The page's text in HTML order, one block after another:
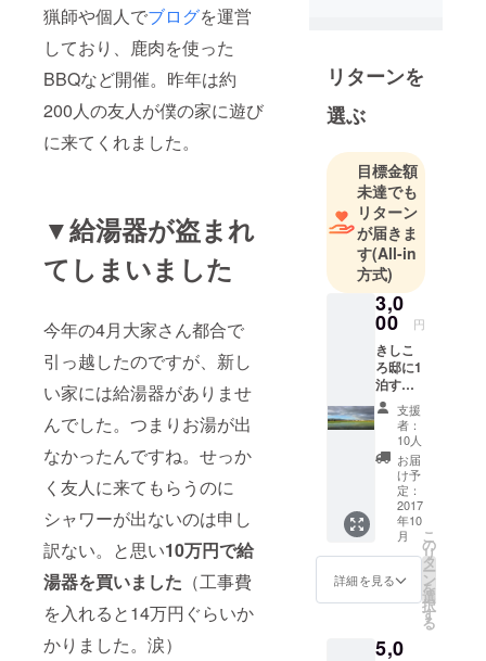
猟師や個人でブログを運営
しており、鹿肉を使った
BBQなど開催。昨年は約
200人の友人が僕の家に遊び
に来てくれました。
▼給湯器が盗まれ
てしまいました
今年の4月大家さん都合で
引っ越したのですが、新し
い家には給湯器がありませ
んでした。つまりお湯が出
なかったんですね。せっか
く友人に来てもらうのに
シャワーが出ないのは申し
訳ない。と思い10万円で給
湯器を買いました （工事費
を入れると14万円ぐらいか
かりました。涙）
リターンを
選ぶ
目標金額
未達でも
リターン
が届きま
す(All-in
方式)
3,0
00 円
きしこ
ろ邸に1
泊する
権利。
今後僕
が住む
どこか
の家に1
泊可能
です。
今は滋
賀県。
ちなみ
に今の
家は給
湯器が
も薪風
支援
者：
10人
お届
け予
定：
2017
年10
月
詳細を見る
こ
の
リ
タ
ー
ン
を
選
択
す
る
5,0